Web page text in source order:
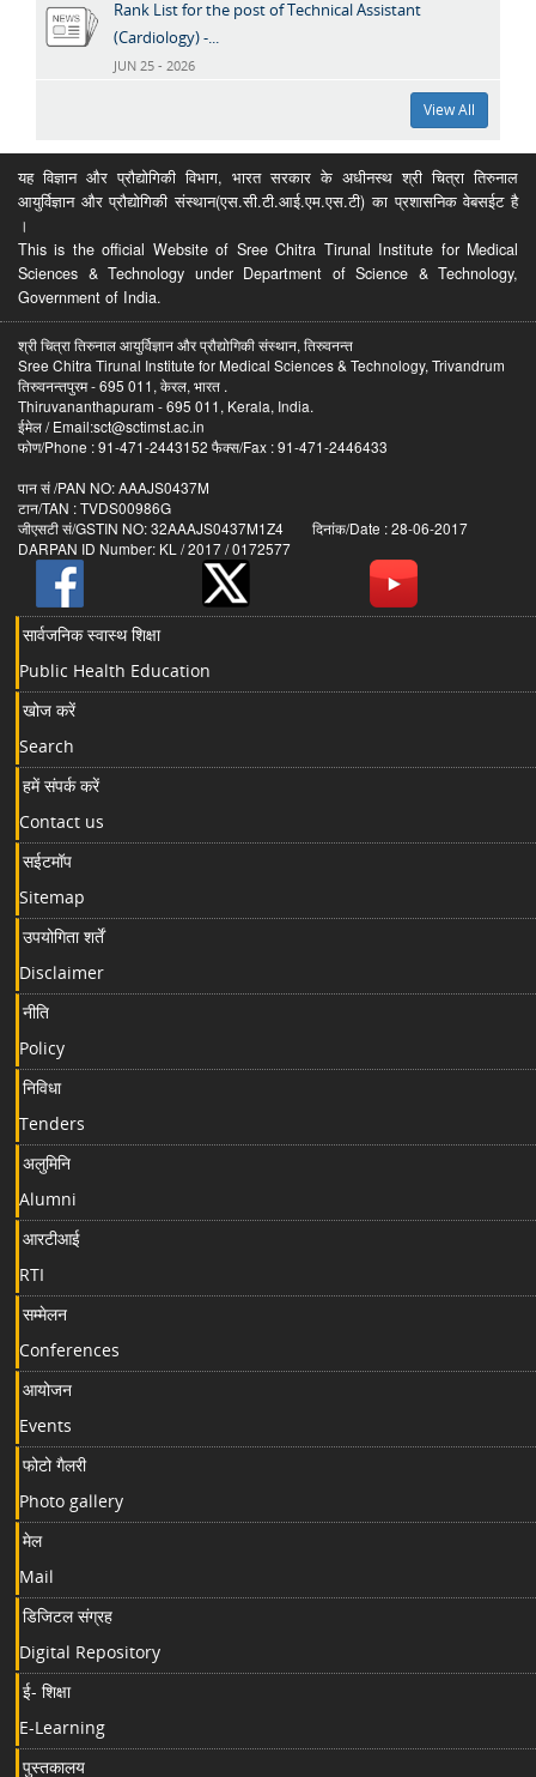
Rank List for the post of Technical Assistant
(Cardiology) -...
JUN 25 - 2026
View All
यह विज्ञान और प्रौद्योगिकी विभाग, भारत सरकार के अधीनस्थ श्री चित्रा तिरुनाल
आयुर्विज्ञान और प्रौद्योगिकी संस्थान(एस.सी.टी.आई.एम.एस.टी) का प्रशासनिक वेबसईट है
।
This is the official Website of Sree Chitra Tirunal Institute for Medical
Sciences & Technology under Department of Science & Technology,
Government of India.
श्री चित्रा तिरुनाल आयुर्विज्ञान और प्रौद्योगिकी संस्थान, तिरुवनन्त
Sree Chitra Tirunal Institute for Medical Sciences & Technology, Trivandrum
तिरुवनन्तपुरम - 695 011, केरल, भारत .
Thiruvananthapuram - 695 011, Kerala, India.
ईमेल / Email:sct@sctimst.ac.in
फोण/Phone : 91-471-2443152 फैक्स/Fax : 91-471-2446433
पान सं /PAN NO: AAAJS0437M
टान/TAN : TVDS00986G
जीएसटी सं/GSTIN NO: 32AAAJS0437M1Z4 दिनांक/Date : 28-06-2017
DARPAN ID Number: KL / 2017 / 0172577
सार्वजनिक स्वास्थ शिक्षा
Public Health Education
खोज करें
Search
हमें संपर्क करें
Contact us
सईटमॉप
Sitemap
उपयोगिता शर्तें
Disclaimer
नीति
Policy
निविधा
Tenders
अलुमिनि
Alumni
आरटीआई
RTI
सम्मेलन
Conferences
आयोजन
Events
फोटो गैलरी
Photo gallery
मेल
Mail
डिजिटल संग्रह
Digital Repository
ई- शिक्षा
E-Learning
पुस्तकालय